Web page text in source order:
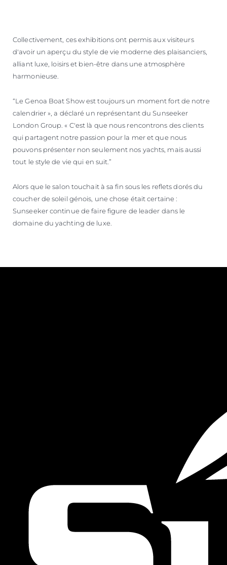
Collectivement, ces exhibitions ont permis aux visiteurs
d'avoir un aperçu du style de vie moderne des plaisanciers,
alliant luxe, loisirs et bien-être dans une atmosphère
harmonieuse.
“Le Genoa Boat Show est toujours un moment fort de notre
calendrier », a déclaré un représentant du Sunseeker
London Group. « C'est là que nous rencontrons des clients
qui partagent notre passion pour la mer et que nous
pouvons présenter non seulement nos yachts, mais aussi
tout le style de vie qui en suit.”
Alors que le salon touchait à sa fin sous les reflets dorés du
coucher de soleil génois, une chose était certaine :
Sunseeker continue de faire figure de leader dans le
domaine du yachting de luxe.